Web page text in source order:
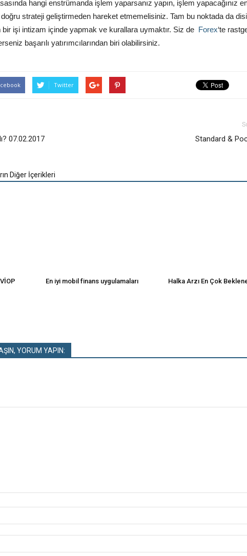
hangi enstrümanda işlem yaparsanız yapın, işlem yapacağınız
strateji geliştirmeden hareket etmemelisiniz. Tam bu noktada da
işi intizam içinde yapmak ve kurallara uymaktır. Siz de Forex‘te
başarılı yatırımcılarından biri olabilirsiniz.
Twitter
07.02.2017 Standard &
Diğer İçerikleri
En iyi mobil finans uygulamaları Halka Arzı En Çok
YORUM YAPIN: